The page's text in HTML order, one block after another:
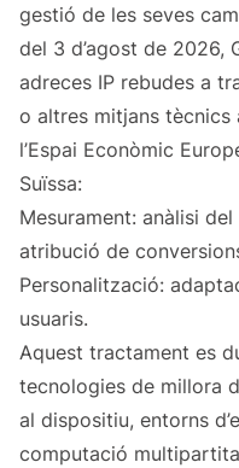
gestió de les seves
del 3 d’agost de 2026,
adreces IP rebudes a
o altres mitjans tècnics
l’Espai Econòmic
Suïssa:
Mesurament: anàlisi
atribució de
Personalització:
usuaris.
Aquest tractament es
tecnologies de millora
al dispositiu, entorns
computació